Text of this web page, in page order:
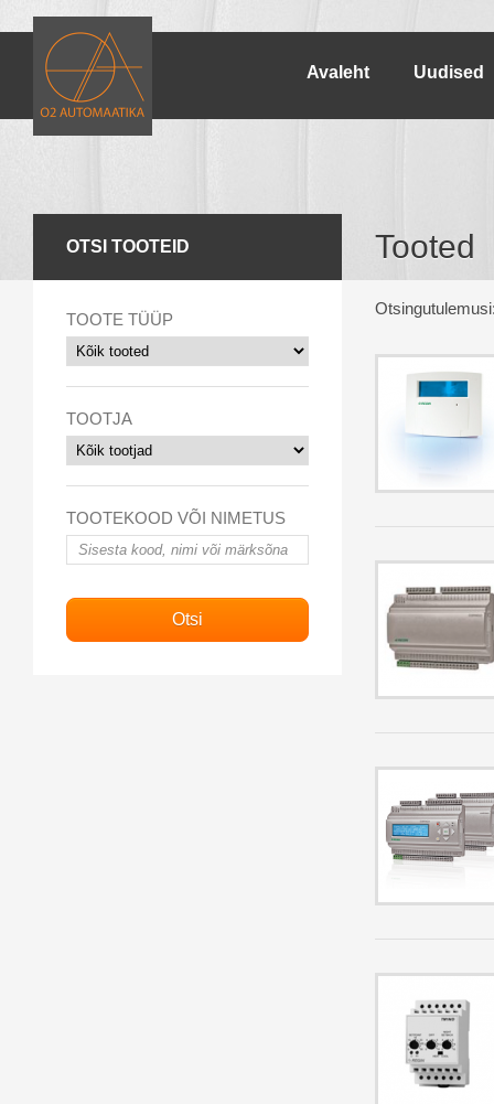
Avaleht Uudised
OTSI TOOTEID
TOOTE TÜÜP
TOOTJA
TOOTEKOOD VÕI NIMETUS
Tooted